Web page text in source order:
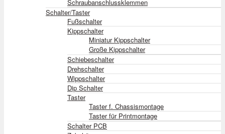
Schraubanschlussklemmen
Schalter/Taster
Fußschalter
Kippschalter
Miniatur Kippschalter
Große Kippschalter
Schiebeschalter
Drehschalter
Wippschalter
Dip Schalter
Taster
Taster f. Chassismontage
Taster für Printmontage
Schalter PCB